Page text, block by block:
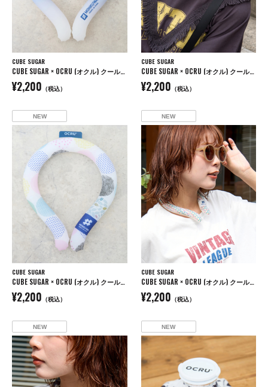
CUBE SUGAR
CUBE SUGAR × OCRU (オクル) クールリング
¥2,200 （税込）
CUBE SUGAR
CUBE SUGAR × OCRU (オクル) クールリング
¥2,200 （税込）
NEW
CUBE SUGAR
CUBE SUGAR × OCRU (オクル) クールリング
¥2,200 （税込）
NEW
CUBE SUGAR
CUBE SUGAR × OCRU (オクル) クールリング
¥2,200 （税込）
NEW NEW